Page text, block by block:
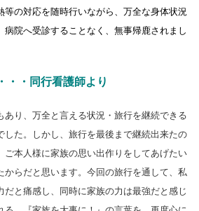
等の対応を随時行いながら、万全な身体状況
病院へ受診することなく、無事帰鹿されまし
・同行看護師より
あり、万全と言える状況・旅行を継続できる
した。しかし、旅行を最後まで継続出来たの
ご本人様に家族の思い出作りをしてあげたい
からだと思います。今回の旅行を通して、私
だと痛感し、同時に家族の力は最強だと感じ